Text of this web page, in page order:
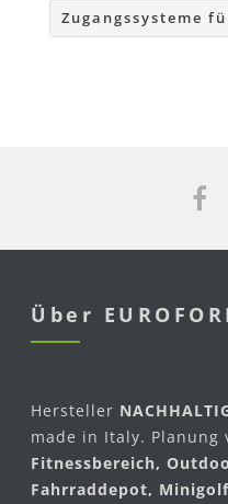
Zugangssysteme
Über
Hersteller
made in Italy. Planung
Fitnessbereich,
Fahrraddepot,